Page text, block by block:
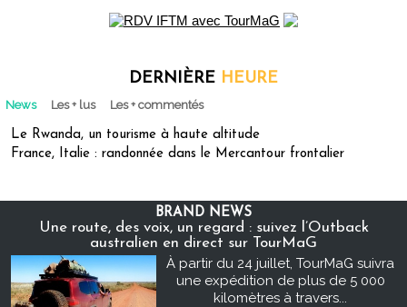
DERNIÈRE HEURE
News Les + lus Les + commentés
Le Rwanda, un tourisme à haute altitude
France, Italie : randonnée dans le Mercantour frontalier
BRAND NEWS
Une route, des voix, un regard : suivez l’Outback
australien en direct sur TourMaG
À partir du 24 juillet, TourMaG suivra
une expédition de plus de 5 000
kilomètres à travers...